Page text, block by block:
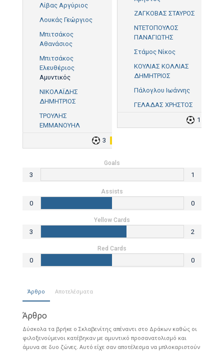
Λίβας Αργύριος
Λουκάς Γεώργιος
Μπιτσάκος
Αθανάσιος
Μπιτσάκος
Ελευθέριος
Αμυντικός
ΝΙΚΟΛΑΪΔΗΣ
ΔΗΜΗΤΡΙΟΣ
ΤΡΟΥΛΗΣ
ΕΜΜΑΝΟΥΗΛ
3
ΖΑΓΚΟΒΑΣ ΣΤΑΥΡΟΣ
ΝΤΕΤΟΠΟΥΛΟΣ
ΠΑΝΑΓΙΩΤΗΣ
Στάμος Νίκος
ΚΟΥΛΙΑΣ ΚΟΛΛΙΑΣ
ΔΗΜΗΤΡΙΟΣ
Πάλογλου Ιωάννης
ΓΕΛΑΔΑΣ ΧΡΗΣΤΟΣ
1
Goals
3 1
Assists
0 0
Yellow Cards
3 2
Red Cards
0 0
Άρθρο Αποτελέσματα
Άρθρο
Δύσκολα τα βρήκε ο Σκλαβενίτης απέναντι στο Δράκων καθώς οι
φιλοξενούμενοι κατέβηκαν με αμυντικό προσανατολισμό και
άμυνα σε δυο ζώνες. Αυτό είχε σαν αποτέλεσμα να μπλοκαριστούν